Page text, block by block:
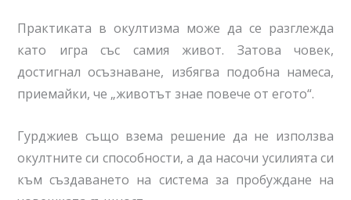
Практиката в окултизма може да се разглежда
като игра със самия живот. Затова човек,
достигнал осъзнаване, избягва подобна намеса,
приемайки, че „животът знае повече от егото“.
Гурджиев също взема решение да не използва
окултните си способности, а да насочи усилията си
към създаването на система за пробуждане на